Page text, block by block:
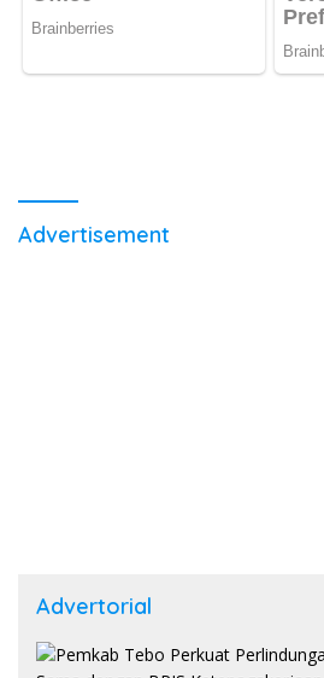
Advertisement
Advertorial